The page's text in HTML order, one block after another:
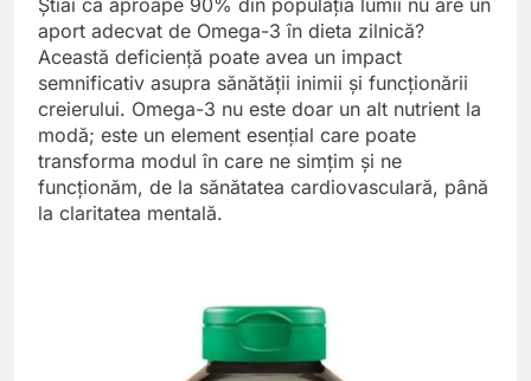
Știai că aproape 90% din populația lumii nu are un
aport adecvat de Omega-3 în dieta zilnică?
Această deficiență poate avea un impact
semnificativ asupra sănătății inimii și funcționării
creierului. Omega-3 nu este doar un alt nutrient la
modă; este un element esențial care poate
transforma modul în care ne simțim și ne
funcționăm, de la sănătatea cardiovasculară, până
la claritatea mentală.